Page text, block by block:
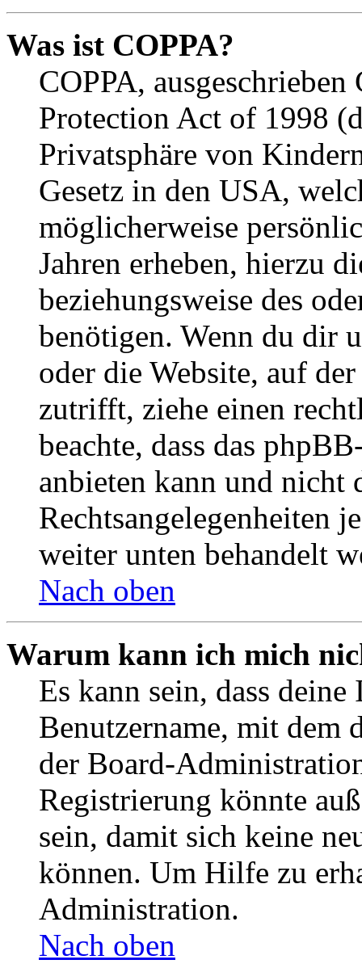
Was ist COPPA?
COPPA,
Protection Act of 1998
Privatsphäre von
Gesetz in den USA,
möglicherweise
Jahren erheben, hierzu
beziehungsweise des
benötigen. Wenn du dir
oder die Website, auf
zutrifft, ziehe einen
beachte, dass das
anbieten kann und nicht
Rechtsangelegenheiten
weiter unten behandelt
Nach oben
Warum kann ich mich
Es kann sein, dass
Benutzername, mit dem
der Board-
Registrierung könnte
sein, damit sich keine
können. Um Hilfe zu
Administration.
Nach oben